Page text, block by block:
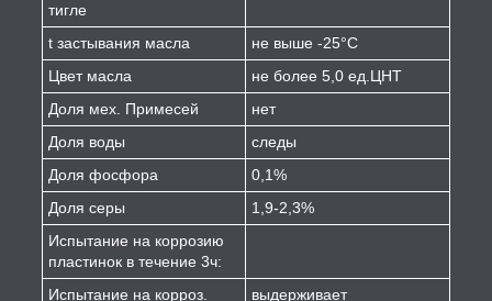
тигле
t застывания масла
не выше -25°С
Цвет масла
не более 5,0 ед.ЦНТ
Доля мех. Примесей
нет
Доля воды
следы
Доля фосфора
0,1%
Доля серы
1,9-2,3%
Испытание на коррозию
пластинок в течение 3ч:
Испытание на корроз.
выдерживает